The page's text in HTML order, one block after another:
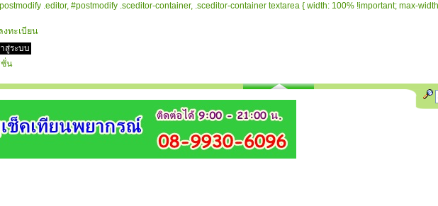
.editor, #postmodify .sceditor-container, .sceditor-container textarea { width: 100% !important; max-
งทะเบียน
ชั่น